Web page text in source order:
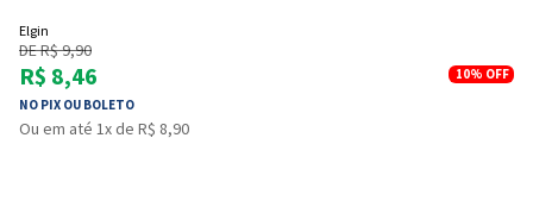
Elgin
DE R$ 9,90
R$ 8,46
NO PIX OU BOLETO
10% OFF
Ou em até 1x de R$ 8,90